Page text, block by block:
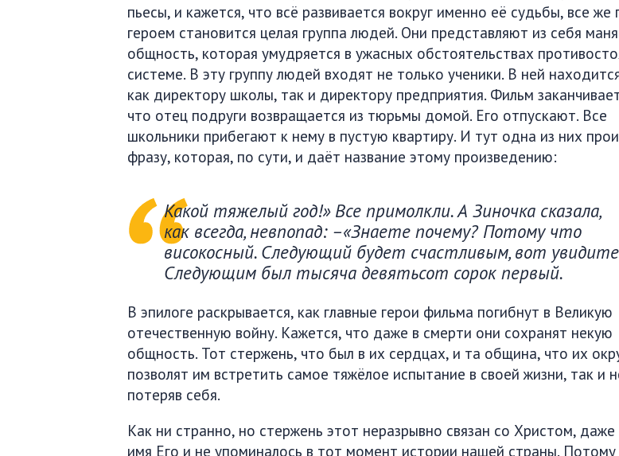
пьесы, и кажется, что всё развивается вокруг именно её судьбы, все же
героем становится целая группа людей. Они представляют из себя
общность, которая умудряется в ужасных обстоятельствах
системе. В эту группу людей входят не только ученики. В ней
как директору школы, так и директору предприятия. Фильм
что отец подруги возвращается из тюрьмы домой. Его отпускают. Все
школьники прибегают к нему в пустую квартиру. И тут одна из них
фразу, которая, по сути, и даёт название этому произведению:
Какой тяжелый год!» Все примолкли. А Зиночка сказала,
как всегда, невпопад: –«Знаете почему? Потому что
високосный. Следующий будет счастливым, вот
Следующим был тысяча девятьсот сорок первый.
В эпилоге раскрывается, как главные герои фильма погибнут в Великую
отечественную войну. Кажется, что даже в смерти они сохранят некую
общность. Тот стержень, что был в их сердцах, и та община, что их
позволят им встретить самое тяжёлое испытание в своей жизни, так и
потеряв себя.
Как ни странно, но стержень этот неразрывно связан со Христом, даже
имя Его и не упоминалось в тот момент истории нашей страны. Потому